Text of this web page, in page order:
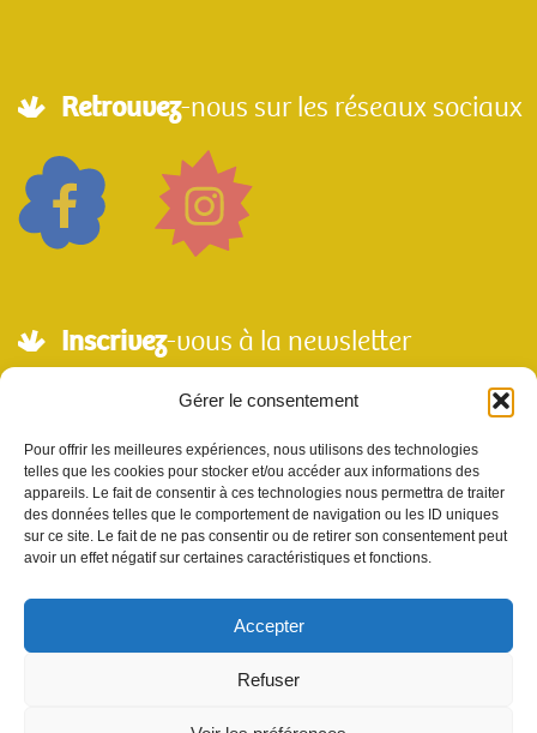
Gérer le consentement
Pour offrir les meilleures expériences, nous utilisons des technologies
telles que les cookies pour stocker et/ou accéder aux informations des
appareils. Le fait de consentir à ces technologies nous permettra de traiter
des données telles que le comportement de navigation ou les ID uniques
sur ce site. Le fait de ne pas consentir ou de retirer son consentement peut
avoir un effet négatif sur certaines caractéristiques et fonctions.
Accepter
Refuser
Retrouvez-nous sur les réseaux sociaux
Inscrivez-vous à la newsletter
Nom
Votre e-mail sera utilisé uniquement pour nous permettre de vous envoyer notre
désinscrire en utilisant le lien se désabonner de la newsletter.